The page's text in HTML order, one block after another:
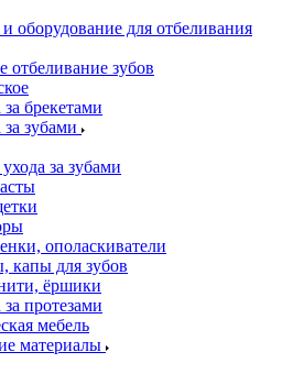
оборудование для отбеливания
отбеливание зубов
брекетами
зубами
за зубами
ополаскиватели
капы для зубов
ёршики
протезами
мебель
материалы